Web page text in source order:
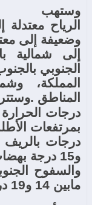
وستهب
الرياح
وضعيفة إلى
إلى شمالية
الجنوبي
المملكة،
المناطق .
بمرتفعات الأطلس،
و15 درجة بهضاب الفوسفاط ووالماس
والسفوح
مابين 14 و19 درجة بباقي المناطق